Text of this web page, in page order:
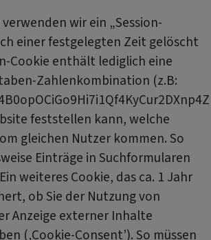
wir ein „Session-
einer festgelegten Zeit gelöscht
Cookie enthält lediglich eine
Zahlenkombination (z.B:
feststellen kann, welche
gleichen Nutzer kommen. So
Einträge in Suchformularen
weiteres Cookie, das ca. 1 Jahr
ob Sie der Nutzung von
Anzeige externer Inhalte
(‚Cookie-Consent’). So müssen